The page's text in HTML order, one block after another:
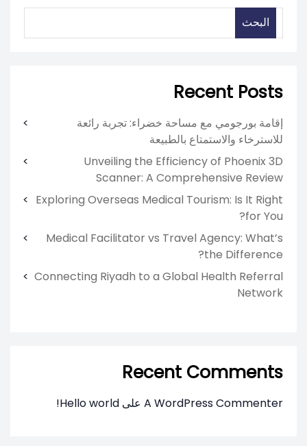
البحث
Recent Posts
إقامة بورجومي مع مساحة خضراء: تجربة رائعة
للاسترخاء والاستمتاع بالطبيعة
Unveiling the Efficiency of Phoenix 3D
Scanner: A Comprehensive Review
Exploring Overseas Medical Tourism: Is It Right
for You?
Medical Facilitator vs Travel Agency: What’s
the Difference?
Connecting Riyadh to a Global Health Referral
Network
Recent Comments
A WordPress Commenter على Hello world!